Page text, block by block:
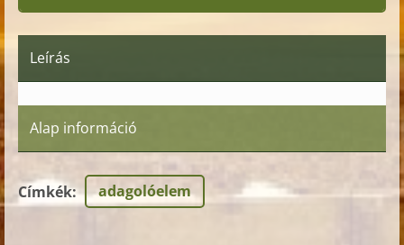
Leírás
Alap információ
Címkék: adagolóelem